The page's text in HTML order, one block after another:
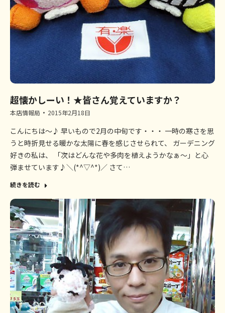
超懐かしーい！★皆さん覚えていますか？
本店情報局 2015年2月18日
こんにちは～♪ 早いもので2月の中旬です・・・ 一時の寒さを思
うと時折見せる暖かな太陽に春を感じさせられて、 ガーデニング
好きの私は、 「次はどんな花や多肉を植えようかなぁ～」と心
弾ませています♪＼(*^▽^*)／ さて…
続きを読む